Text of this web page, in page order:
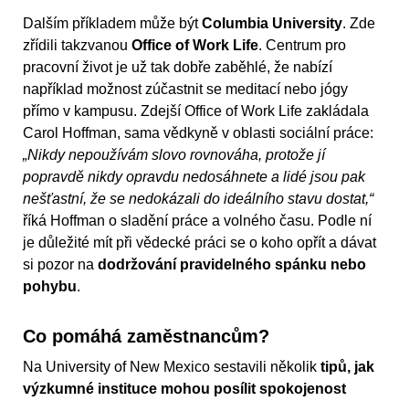
Dalším příkladem může býtColumbia University. Zde
zřídili takzvanou Office of Work Life. Centrum pro
pracovní život je už tak dobře zaběhlé, že nabízí
například možnost zúčastnit se meditací nebo jógy
přímo v kampusu. Zdejší Office of Work Life zakládala
Carol Hoffman, sama vědkyně v oblasti sociální práce:
„Nikdy nepoužívám slovo rovnováha, protože jí
popravdě nikdy opravdu nedosáhnete a lidé jsou pak
nešťastní, že se nedokázali do ideálního stavu dostat,“
říká Hoffman o sladění práce a volného času. Podle ní
je důležité mít při vědecké práci se o koho opřít a dávat
si pozor na dodržování pravidelného spánku nebo
pohybu.
Co pomáhá zaměstnancům?
Na University of New Mexico sestavili několik tipů, jak
výzkumné instituce mohou posílit spokojenost